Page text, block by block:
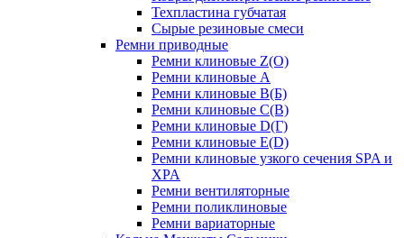
Техпластина губчатая
Сырые резиновые смеси
Ремни приводные
Ремни клиновые Z(О)
Ремни клиновые A
Ремни клиновые B(Б)
Ремни клиновые C(В)
Ремни клиновые D(Г)
Ремни клиновые Е(D)
Ремни клиновые узкого сечения SPA и
XPA
Ремни вентиляторные
Ремни поликлиновые
Ремни вариаторные